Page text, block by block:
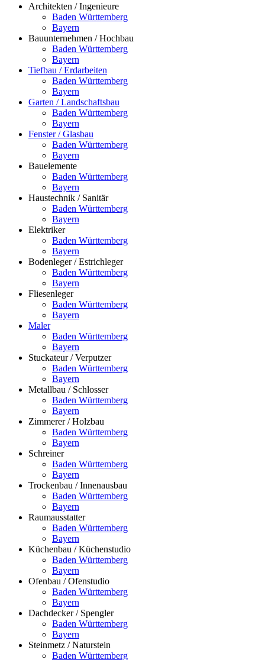
Architekten / Ingenieure
Baden Württemberg
Bayern
Bauunternehmen / Hochbau
Baden Württemberg
Bayern
Tiefbau / Erdarbeiten
Baden Württemberg
Bayern
Garten / Landschaftsbau
Baden Württemberg
Bayern
Fenster / Glasbau
Baden Württemberg
Bayern
Bauelemente
Baden Württemberg
Bayern
Haustechnik / Sanitär
Baden Württemberg
Bayern
Elektriker
Baden Württemberg
Bayern
Bodenleger / Estrichleger
Baden Württemberg
Bayern
Fliesenleger
Baden Württemberg
Bayern
Maler
Baden Württemberg
Bayern
Stuckateur / Verputzer
Baden Württemberg
Bayern
Metallbau / Schlosser
Baden Württemberg
Bayern
Zimmerer / Holzbau
Baden Württemberg
Bayern
Schreiner
Baden Württemberg
Bayern
Trockenbau / Innenausbau
Baden Württemberg
Bayern
Raumausstatter
Baden Württemberg
Bayern
Küchenbau / Küchenstudio
Baden Württemberg
Bayern
Ofenbau / Ofenstudio
Baden Württemberg
Bayern
Dachdecker / Spengler
Baden Württemberg
Bayern
Steinmetz / Naturstein
Baden Württemberg